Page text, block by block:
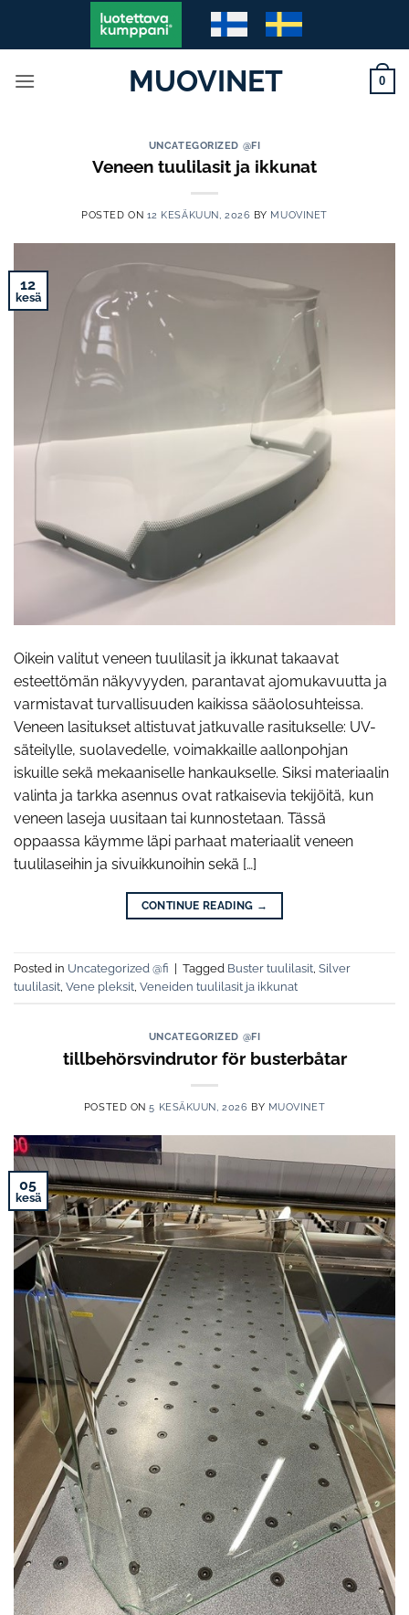
MUOVINET 0
UNCATEGORIZED @FI
Veneen tuulilasit ja ikkunat
POSTED ON 12 KESÄKUUN, 2026 BY MUOVINET
12
kesä
Oikein valitut veneen tuulilasit ja ikkunat takaavat
esteettömän näkyvyyden, parantavat ajomukavuutta ja
varmistavat turvallisuuden kaikissa sääolosuhteissa.
Veneen lasitukset altistuvat jatkuvalle rasitukselle: UV-
säteilylle, suolavedelle, voimakkaille aallonpohjan
iskuille sekä mekaaniselle hankaukselle. Siksi materiaalin
valinta ja tarkka asennus ovat ratkaisevia tekijöitä, kun
veneen laseja uusitaan tai kunnostetaan. Tässä
oppaassa käymme läpi parhaat materiaalit veneen
tuulilaseihin ja sivuikkunoihin sekä […]
CONTINUE READING →
Posted in Uncategorized @fi | Tagged Buster tuulilasit Silver
tuulilasit Vene pleksit Veneiden tuulilasit ja ikkunat
UNCATEGORIZED @FI
tillbehörsvindrutor för busterbåtar
POSTED ON5 KESÄKUUN, 2026 BY MUOVINET
05
kesä